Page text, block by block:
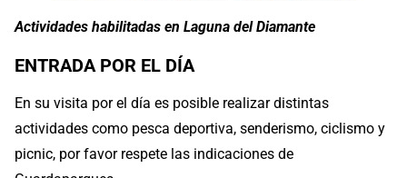
Actividades habilitadas en Laguna del Diamante
ENTRADA POR EL DÍA
En su visita por el día es posible realizar distintas
actividades como pesca deportiva, senderismo, ciclismo y
picnic, por favor respete las indicaciones de